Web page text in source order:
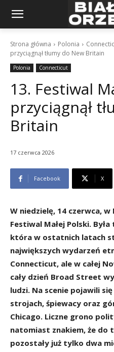
Strona główna Polonia
przyciągnął tłumy do New Britain
Polonia Connecticut
13. Festiwal
przyciągnął
Britain
17 czerwca 2026
Facebook X
W niedzielę, 14 czerwca,
Festiwal Małej Polski.
która w ostatnich latach
największych wydarzeń
Connecticut, ale w całej
cały dzień Broad Street
ludzi. Na scenie pojawili
strojach, śpiewacy oraz
Chicago. Liczne grono
natomiast znakiem, że
pozostały już tylko dwa